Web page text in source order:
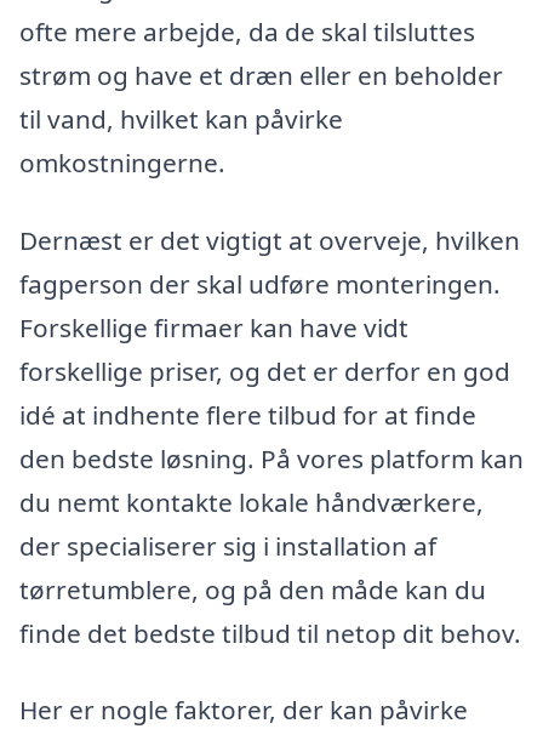
ofte mere arbejde, da de skal tilsluttes
strøm og have et dræn eller en beholder
til vand, hvilket kan påvirke
omkostningerne.
Dernæst er det vigtigt at overveje, hvilken
fagperson der skal udføre monteringen.
Forskellige firmaer kan have vidt
forskellige priser, og det er derfor en god
idé at indhente flere tilbud for at finde
den bedste løsning. På vores platform kan
du nemt kontakte lokale håndværkere,
der specialiserer sig i installation af
tørretumblere, og på den måde kan du
finde det bedste tilbud til netop dit behov.
Her er nogle faktorer, der kan påvirke